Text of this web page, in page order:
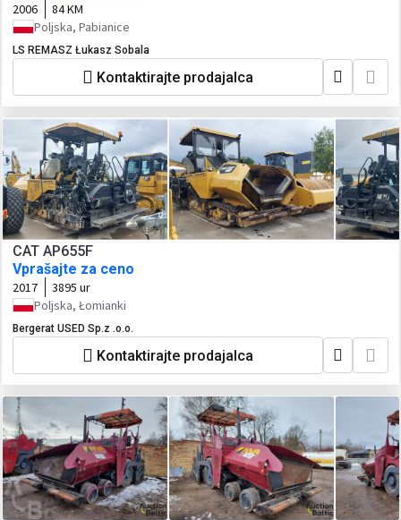
2006
84 KM
Poljska, Pabianice
LS REMASZ Łukasz Sobala
Kontaktirajte prodajalca
CAT AP655F
Vprašajte za ceno
2017
3895 ur
Poljska, Łomianki
Bergerat USED Sp.z .o.o.
Kontaktirajte prodajalca